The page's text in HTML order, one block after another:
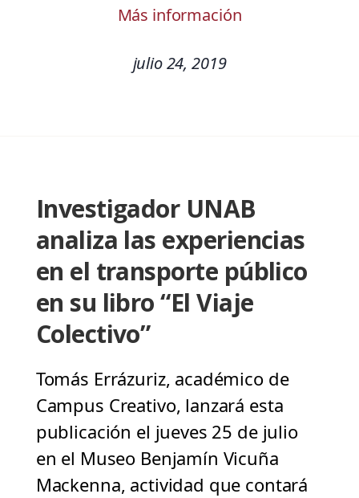
Más información
julio 24, 2019
Investigador UNAB
analiza las experiencias
en el transporte público
en su libro “El Viaje
Colectivo”
Tomás Errázuriz, académico de
Campus Creativo, lanzará esta
publicación el jueves 25 de julio
en el Museo Benjamín Vicuña
Mackenna, actividad que contará